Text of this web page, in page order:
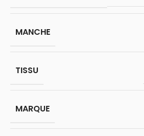
MANCHE
TISSU
MARQUE